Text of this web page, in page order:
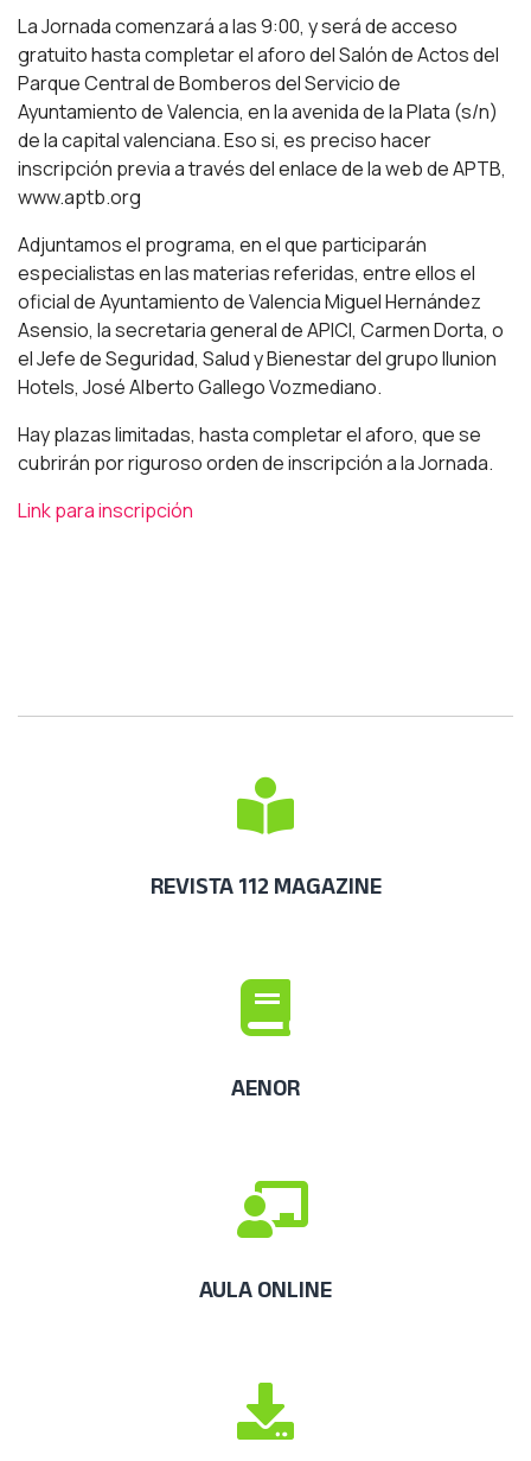
La Jornada comenzará a las 9:00, y será de acceso
gratuito hasta completar el aforo del Salón de Actos del
Parque Central de Bomberos del Servicio de
Ayuntamiento de Valencia, en la avenida de la Plata (s/n)
de la capital valenciana. Eso si, es preciso hacer
inscripción previa a través del enlace de la web de APTB,
www.aptb.org
Adjuntamos el programa, en el que participarán
especialistas en las materias referidas, entre ellos el
oficial de Ayuntamiento de Valencia Miguel Hernández
Asensio, la secretaria general de APICI, Carmen Dorta, o
el Jefe de Seguridad, Salud y Bienestar del grupo Ilunion
Hotels, José Alberto Gallego Vozmediano.
Hay plazas limitadas, hasta completar el aforo, que se
cubrirán por riguroso orden de inscripción a la Jornada.
Link para inscripción
REVISTA 112 MAGAZINE
AENOR
AULA ONLINE